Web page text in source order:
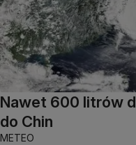
Nawet 600 litrów
do Chin
METEO